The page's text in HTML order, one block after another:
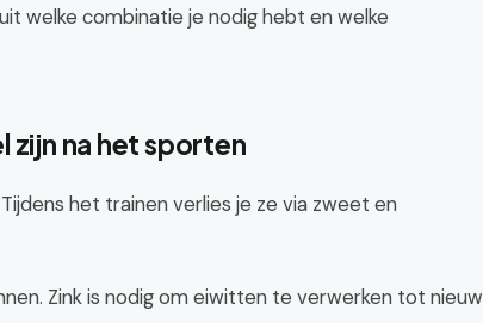
welke combinatie je nodig hebt en welke
zijn na het sporten
het trainen verlies je ze via zweet en
Zink is nodig om eiwitten te verwerken tot nieuw